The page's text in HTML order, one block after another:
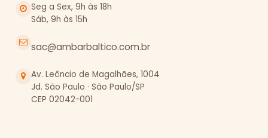
Seg a Sex, 9h às 18h
Sáb, 9h às 15h
sac@ambarbaltico.com.br
Av. Leôncio de Magalhães, 1004
Jd. São Paulo · São Paulo/SP
CEP 02042-001